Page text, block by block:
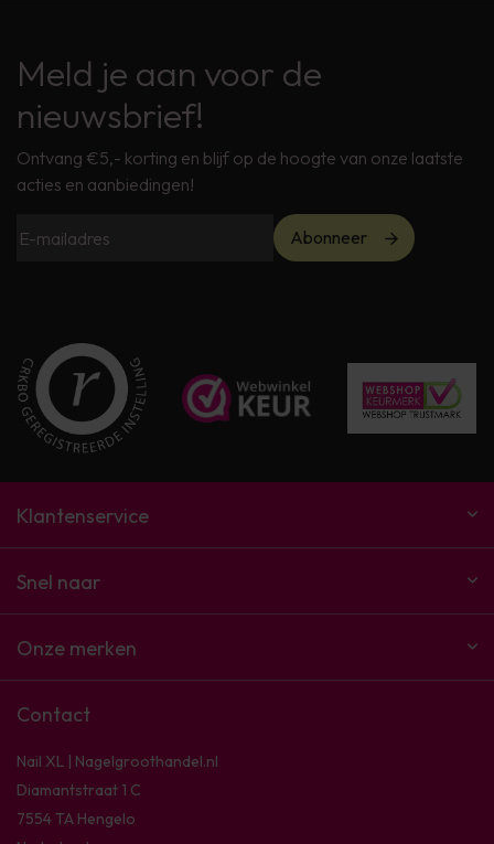
Meld je aan voor de
nieuwsbrief!
Ontvang €5,- korting en blijf op de hoogte van onze laatste
acties en aanbiedingen!
Abonneer
Klantenservice
Snel naar
Onze merken
Contact
Nail XL | Nagelgroothandel.nl
Diamantstraat 1 C
7554 TA Hengelo